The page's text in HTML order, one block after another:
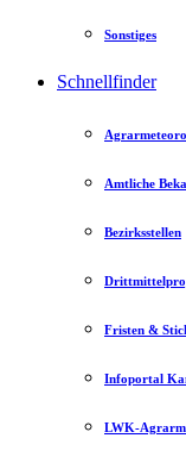
Sonstiges
Schnellfinder
Amtliche
Bezirksstellen
Fristen &
Infoportal
LWK-